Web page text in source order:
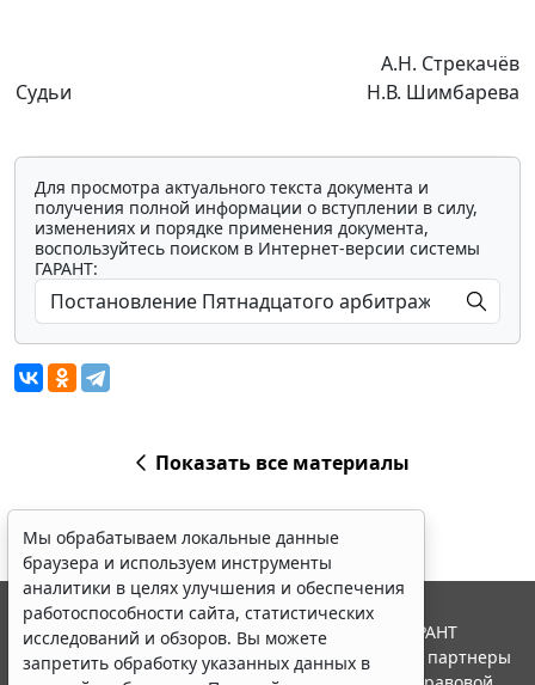
Судьи
А.Н. Стрекачёв
Н.В. Шимбарева
Для просмотра актуального текста документа и
получения полной информации о вступлении в силу,
изменениях и порядке применения документа,
воспользуйтесь поиском в Интернет-версии системы
ГАРАНТ:
Показать все материалы
Мы обрабатываем локальные данные
браузера и используем инструменты
аналитики в целях улучшения и обеспечения
работоспособности сайта, статистических
исследований и обзоров. Вы можете
запретить обработку указанных данных в
© ООО "НПП "ГАРАНТ-СЕРВИС", 2026. Система ГАРАНТ
выпускается с 1990 года. Компания "Гарант" и ее партнеры